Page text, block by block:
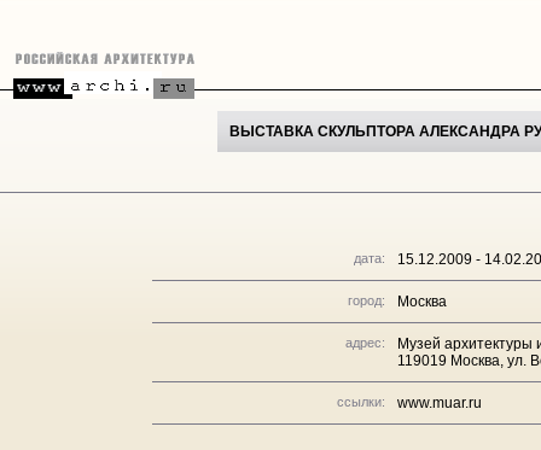
ВЫСТАВКА СКУЛЬПТОРА АЛЕКСАНДРА
дата: 15.12.2009 -
город: Москва
адрес:
Музей архитектуры
119019 Москва, ул.
ссылки: www.muar.ru